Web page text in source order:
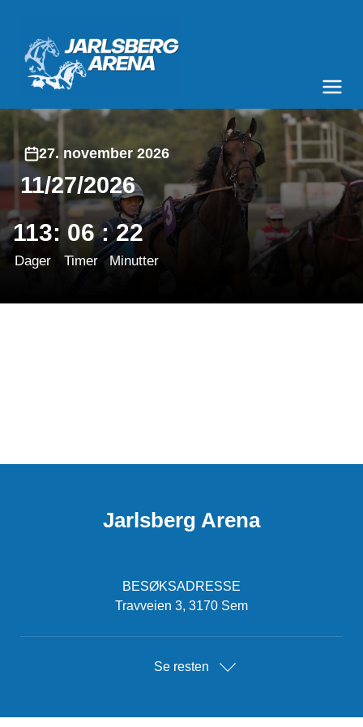
27. november 2026
11/27/2026
113: 06 : 22
Dager Timer Minutter
Jarlsberg Arena
BESØKSADRESSE
Travveien 3, 3170 Sem
Se resten